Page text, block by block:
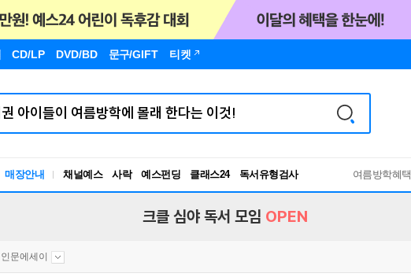
CD/LP DVD/BD 문구/GIFT 티켓
매장안내 채널예스 사락 예스펀딩 클래스24
독서유형검사
RBTI Lab
여름방학혜택
크클 심야 독서 모임 OPEN
인문에세이